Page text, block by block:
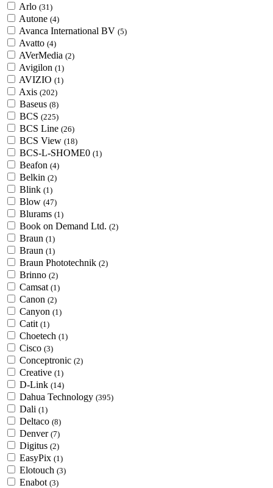
Arlo (31)
Autone (4)
Avanca International BV (5)
Avatto (4)
AVerMedia (2)
Avigilon (1)
AVIZIO (1)
Axis (202)
Baseus (8)
BCS (225)
BCS Line (26)
BCS View (18)
BCS-L-SHOME0 (1)
Beafon (4)
Belkin (2)
Blink (1)
Blow (47)
Blurams (1)
Book on Demand Ltd. (2)
Braun (1)
Braun (1)
Braun Phototechnik (2)
Brinno (2)
Camsat (1)
Canon (2)
Canyon (1)
Catit (1)
Choetech (1)
Cisco (3)
Conceptronic (2)
Creative (1)
D-Link (14)
Dahua Technology (395)
Dali (1)
Deltaco (8)
Denver (7)
Digitus (2)
EasyPix (1)
Elotouch (3)
Enabot (3)